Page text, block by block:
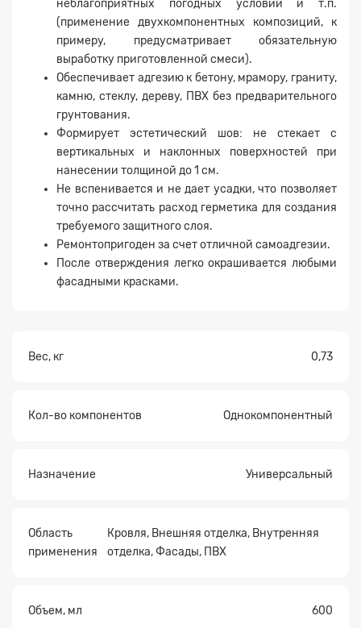
неблагоприятных погодных условий и т.п.
(применение двухкомпонентных композиций, к
примеру, предусматривает обязательную
выработку приготовленной смеси).
Обеспечивает адгезию к бетону, мрамору, граниту,
камню, стеклу, дереву, ПВХ без предварительного
грунтования.
Формирует эстетический шов: не стекает с
вертикальных и наклонных поверхностей при
нанесении толщиной до 1 см.
Не вспенивается и не дает усадки, что позволяет
точно рассчитать расход герметика для создания
требуемого защитного слоя.
Ремонтопригоден за счет отличной самоадгезии.
После отверждения легко окрашивается любыми
фасадными красками.
Вес, кг 0,73
Кол-во компонентов Однокомпонентный
Назначение Универсальный
Область
применения
Кровля, Внешняя отделка, Внутренняя
отделка, Фасады, ПВХ
Объем, мл 600
Заявка на расчет
Прикрепите
файл